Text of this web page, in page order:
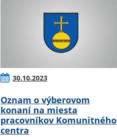
30.10.2023
Oznam o výberovom
konaní na miesta
pracovníkov Komunitného
centra